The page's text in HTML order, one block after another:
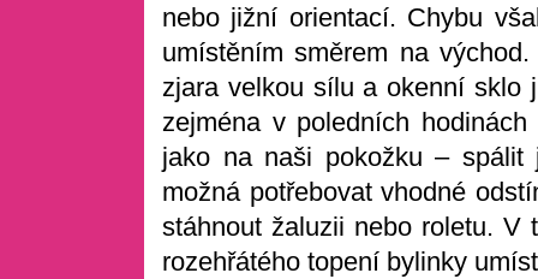
nebo jižní orientací. Chybu
umístěním směrem na
zjara velkou sílu a okenní sklo
zejména v poledních
jako na naši pokožku –
možná potřebovat vhodné
stáhnout žaluzii nebo roletu. V
rozehřátého topení bylinky